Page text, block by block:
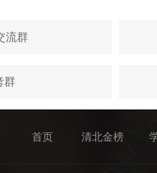
流群
群
首页 清北金榜